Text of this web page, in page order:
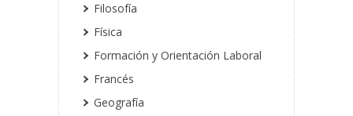
Filosofía
Física
Formación y Orientación Laboral
Francés
Geografía